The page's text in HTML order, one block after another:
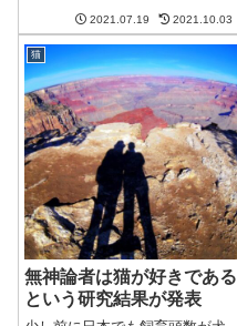
液に必要なもの）：7/23に価格
について追記しました ⇒自宅
での皮下輸液へ②（皮下輸液の
やり方について） ⇒自宅での
皮下輸液へ③（...
2021.07.19 2021.10.03
猫
無神論者は猫が好きである
という研究結果が発表